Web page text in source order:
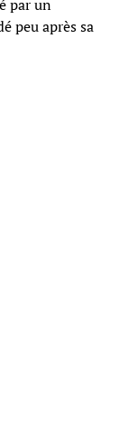
par un
peu après sa